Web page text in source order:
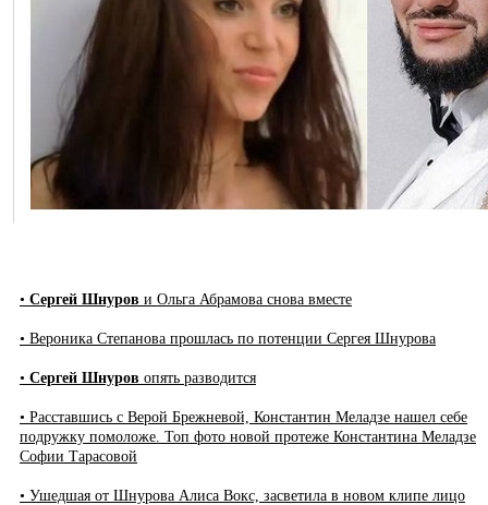
• Сергей Шнуров и Ольга Абрамова снова вместе
• Вероника Степанова прошлась по потенции Сергея Шнурова
• Сергей Шнуров опять разводится
• Расставшись с Верой Брежневой, Константин Меладзе нашел себе
подружку помоложе. Топ фото новой протеже Константина Меладзе
Софии Тарасовой
• Ушедшая от Шнурова Алиса Вокс, засветила в новом клипе лицо